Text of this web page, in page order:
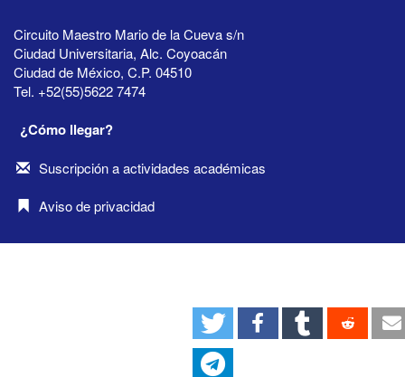
Circuito Maestro Mario de la Cueva s/n
Ciudad Universitaria, Alc. Coyoacán
Ciudad de México, C.P. 04510
Tel. +52(55)5622 7474
¿Cómo llegar?
Suscripción a actividades académicas
Aviso de privacidad